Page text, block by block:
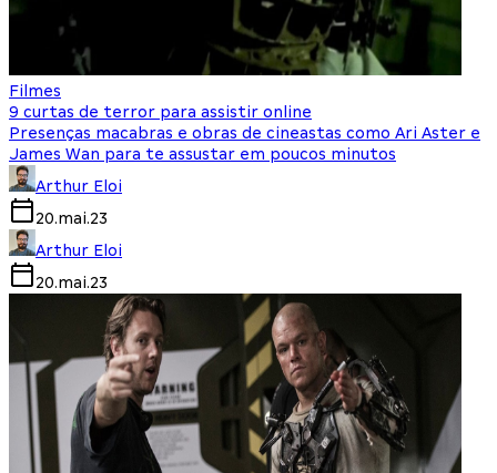
Filmes
9 curtas de terror para assistir online
Presenças macabras e obras de cineastas como Ari Aster e
James Wan para te assustar em poucos minutos
Arthur Eloi
20.mai.23
Arthur Eloi
20.mai.23